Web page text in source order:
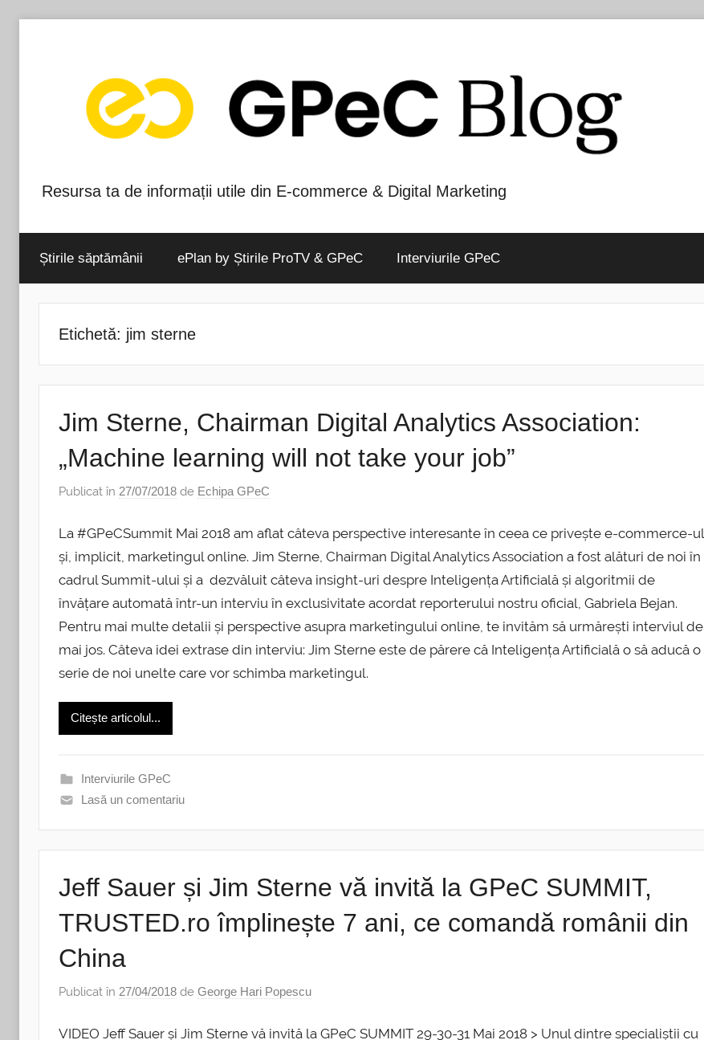
Blog-
ul
GPeC
Resursa ta de informații utile din E-commerce & Digital Marketing
Știrile săptămânii ePlan by Știrile ProTV & GPeC Interviurile GPeC
Etichetă: jim sterne
Jim Sterne, Chairman Digital Analytics Association:
„Machine learning will not take your job”
Publicat în 27/07/2018 de Echipa GPeC
La #GPeCSummit Mai 2018 am aflat câteva perspective interesante în ceea ce privește e-commerce-ul
și, implicit, marketingul online. Jim Sterne, Chairman Digital Analytics Association a fost alături de noi în
cadrul Summit-ului și a dezvăluit câteva insight-uri despre Inteligența Artificială și algoritmii de
învățare automată într-un interviu în exclusivitate acordat reporterului nostru oficial, Gabriela Bejan.
Pentru mai multe detalii și perspective asupra marketingului online, te invităm să urmărești interviul de
mai jos. Câteva idei extrase din interviu: Jim Sterne este de părere că Inteligența Artificială o să aducă o
serie de noi unelte care vor schimba marketingul.
Citește articolul...
Interviurile GPeC
Lasă un comentariu
Jeff Sauer și Jim Sterne vă invită la GPeC SUMMIT,
TRUSTED.ro împlinește 7 ani, ce comandă românii din
China
Publicat în 27/04/2018 de George Hari Popescu
VIDEO Jeff Sauer și Jim Sterne vă invită la GPeC SUMMIT 29-30-31 Mai 2018 > Unul dintre specialiștii cu